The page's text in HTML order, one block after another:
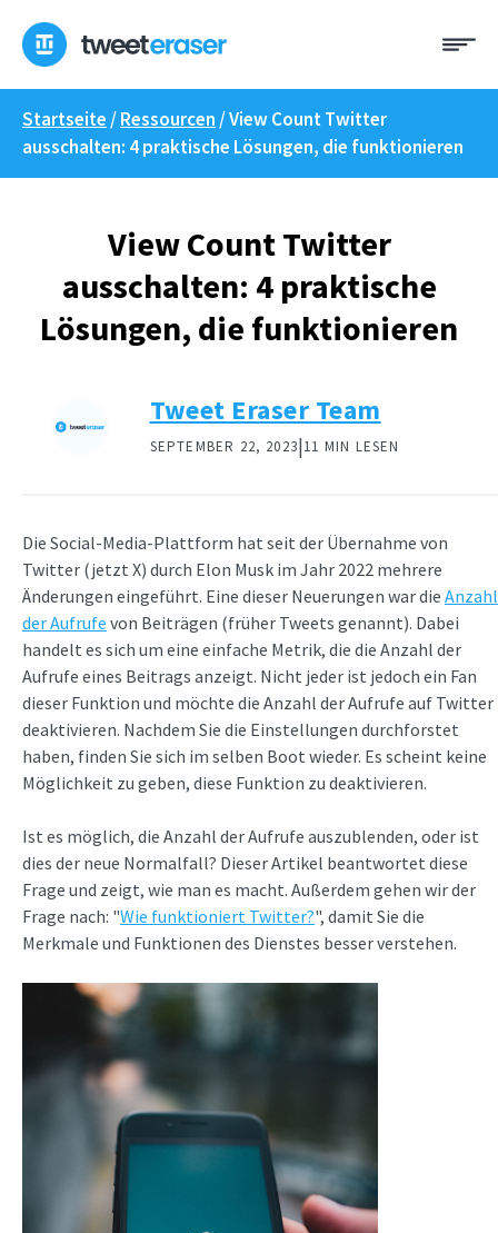
Inhalt
springen
Startseite /Ressourcen /View Count Twitter
ausschalten: 4 praktische Lösungen, die funktionieren
View Count Twitter
ausschalten: 4 praktische
Lösungen, die funktionieren
Tweet Eraser Team
SEPTEMBER 22, 2023|11 MIN LESEN
Die Social-Media-Plattform hat seit der Übernahme von
Twitter (jetzt X) durch Elon Musk im Jahr 2022 mehrere
Änderungen eingeführt. Eine dieser Neuerungen war die Anzahl
der Aufrufe von Beiträgen (früher Tweets genannt). Dabei
handelt es sich um eine einfache Metrik, die die Anzahl der
Aufrufe eines Beitrags anzeigt. Nicht jeder ist jedoch ein Fan
dieser Funktion und möchte die Anzahl der Aufrufe auf Twitter
deaktivieren. Nachdem Sie die Einstellungen durchforstet
haben, finden Sie sich im selben Boot wieder. Es scheint keine
Möglichkeit zu geben, diese Funktion zu deaktivieren.
Ist es möglich, die Anzahl der Aufrufe auszublenden, oder ist
dies der neue Normalfall? Dieser Artikel beantwortet diese
Frage und zeigt, wie man es macht. Außerdem gehen wir der
Frage nach: "Wie funktioniert Twitter?", damit Sie die
Merkmale und Funktionen des Dienstes besser verstehen.